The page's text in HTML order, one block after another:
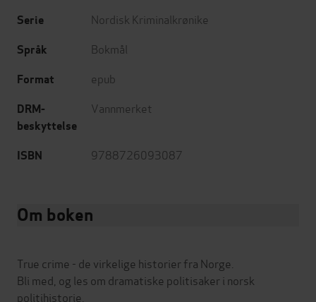
Serie Nordisk Kriminalkrønike
Språk Bokmål
Format epub
DRM-
beskyttelse
Vannmerket
ISBN 9788726093087
Om boken
True crime - de virkelige historier fra Norge.
Bli med, og les om dramatiske politisaker i norsk
politihistorie.